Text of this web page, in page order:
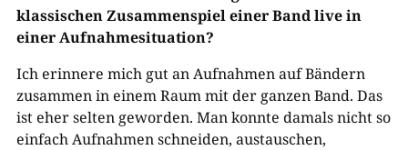
klassischen Zusammenspiel einer Band live in
einer Aufnahmesituation?
Ich erinnere mich gut an Aufnahmen auf Bändern
zusammen in einem Raum mit der ganzen Band. Das
ist eher selten geworden. Man konnte damals nicht so
einfach Aufnahmen schneiden, austauschen,